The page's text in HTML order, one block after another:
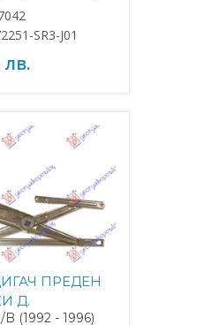
SR3-J01
лв.
ПРЕДЕН
Д.
(1992 - 1996)